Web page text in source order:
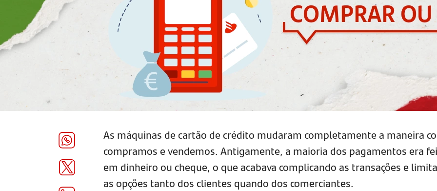
As máquinas de cartão de crédito mudaram completamente a maneira
compramos e vendemos. Antigamente, a maioria dos pagamentos era
em dinheiro ou cheque, o que acabava complicando as transações e
as opções tanto dos clientes quando dos comerciantes.